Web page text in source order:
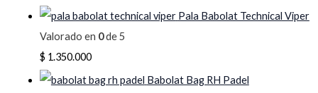
Pala Babolat Technical Viper
Valorado en 0de 5
$ 1.350.000
Babolat Bag RH Padel